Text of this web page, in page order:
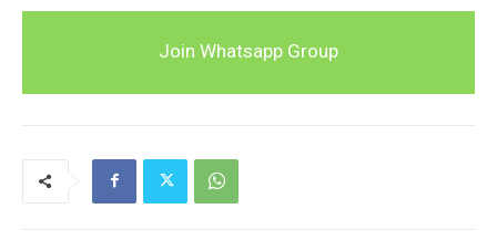
Join Whatsapp Group